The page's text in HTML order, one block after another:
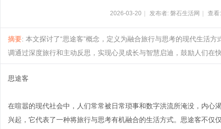
2026-03-20 发布者: 磐石生活网 查
摘要: 本文探讨了“思途客”概念，定义为融合旅行与思考的现代生活
调通过深度旅行和主动反思，实现心灵成长与智慧启迪，鼓励人们在
思途客
在喧嚣的现代社会中，人们常常被日常琐事和数字洪流所淹没，内心
兴起，它代表了一种将旅行与思考有机融合的生活方式。思途客不